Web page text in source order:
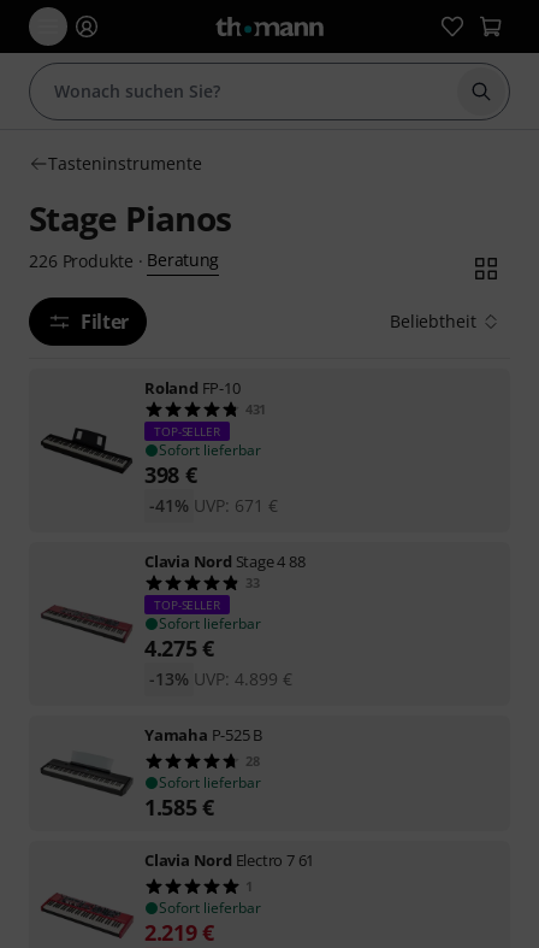
Suche
Tasteninstrumente
Stage Pianos
226 Produkte · Beratung
Filter Beliebtheit
Roland FP-10
431
TOP-SELLER
Sofort lieferbar
398 €
UVP: 671 €
-41%
Clavia Nord Stage 4 88
33
TOP-SELLER
Sofort lieferbar
4.275€
UVP: 4.899 €
-13%
Yamaha P-525 B
28
Sofort lieferbar
1.585€
Clavia Nord Electro 7 61
1
Sofort lieferbar
2.219€